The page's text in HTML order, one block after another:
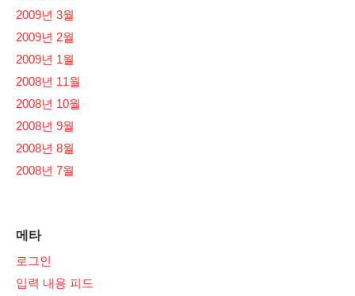
2009년 3월
2009년 2월
2009년 1월
2008년 11월
2008년 10월
2008년 9월
2008년 8월
2008년 7월
메타
로그인
입력 내용 피드